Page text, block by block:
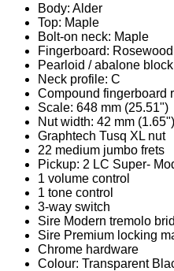
Body: Alder
Top: Maple
Bolt-on neck: Maple
Fingerboard: Rosewood
Pearloid / abalone
Neck profile: C
Compound fingerboard
Scale: 648 mm (25.51")
Nut width: 42 mm (1.65")
Graphtech Tusq XL nut
22 medium jumbo frets
Pickup: 2 LC Super-
1 volume control
1 tone control
3-way switch
Sire Modern tremolo
Sire Premium locking
Chrome hardware
Colour: Transparent